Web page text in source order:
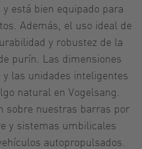
está bien equipado para
Además, el uso ideal de
y robustez de la
purín. Las dimensiones
las unidades inteligentes
natural en Vogelsang.
sobre nuestras barras por
y sistemas umbilicales
autopropulsados.